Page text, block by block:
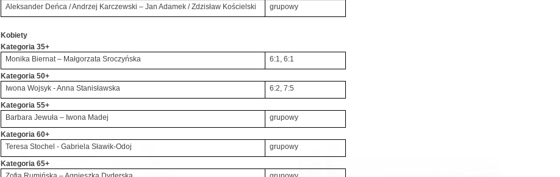
Aleksander Deńca / Andrzej Karczewski – Jan Adamek / Zdzisław Kościelski
grupowy
Kobiety
Kategoria 35+
Monika Biernat – Małgorzata Sroczyńska
6:1, 6:1
Kategoria 50+
Iwona Wojsyk - Anna Stanisławska
6:2, 7:5
Kategoria 55+
Barbara Jewuła – Iwona Madej
grupowy
Kategoria 60+
Teresa Stochel - Gabriela Sławik-Odoj
grupowy
Kategoria 65+